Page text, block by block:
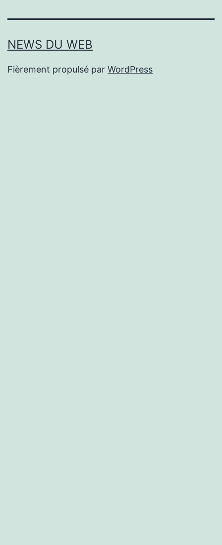
NEWS DU WEB
Fièrement propulsé par WordPress